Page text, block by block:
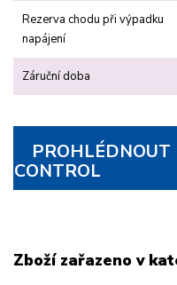
Rezerva chodu při výpadku
napájení
Záruční doba
PROHLÉDNOUT
CONTROL
Zboží zařazeno v